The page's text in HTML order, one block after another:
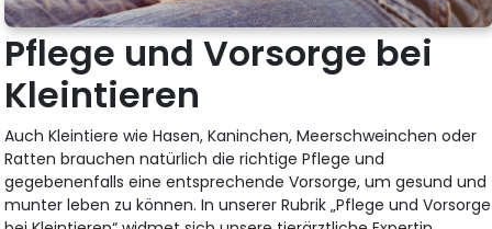
Pflege und Vorsorge bei
Kleintieren
Auch Kleintiere wie Hasen, Kaninchen, Meerschweinchen oder
Ratten brauchen natürlich die richtige Pflege und
gegebenenfalls eine entsprechende Vorsorge, um gesund und
munter leben zu können. In unserer Rubrik „Pflege und Vorsorge